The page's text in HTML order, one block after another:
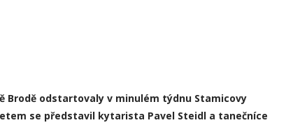
Brodě odstartovaly v minulém týdnu Stamicovy
se představil kytarista Pavel Steidl a tanečníce